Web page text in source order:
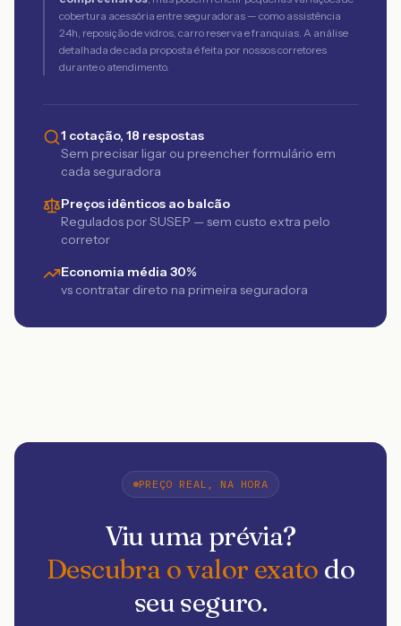
cobertura acessória entre seguradoras — como assistência
24h, reposição de vidros, carro reserva e franquias. A análise
detalhada de cada proposta é feita por nossos corretores
durante o atendimento.
1 cotação, 18 respostas
Sem precisar ligar ou preencher formulário em
cada seguradora
Preços idênticos ao balcão
Regulados por SUSEP — sem custo extra pelo
corretor
Economia média 30%
vs contratar direto na primeira seguradora
PREÇO REAL, NA HORA
Viu uma prévia?
Descubra o valor exato do
seu seguro.